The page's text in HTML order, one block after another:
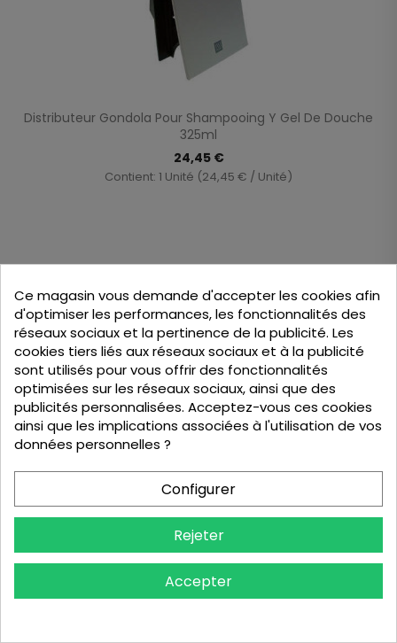
Distributeur Gondola Pour Shampooing Y Gel De Douche
325ml
24,45 €
Contient: 1 Unité (24,45 € / Unité)
Recharge Pour Distributeur Gondole 325ml.
121,02 €
Contient: 10 Unité (12,10 € / Unité)
Ce magasin vous demande d'accepter les cookies afin
d'optimiser les performances, les fonctionnalités des
réseaux sociaux et la pertinence de la publicité. Les
cookies tiers liés aux réseaux sociaux et à la publicité
sont utilisés pour vous offrir des fonctionnalités
optimisées sur les réseaux sociaux, ainsi que des
publicités personnalisées. Acceptez-vous ces cookies
ainsi que les implications associées à l'utilisation de vos
données personnelles ?
Configurer
Rejeter
Accepter